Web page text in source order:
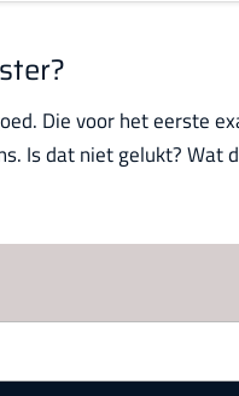
Die voor het eerste
Is dat niet gelukt? Wat